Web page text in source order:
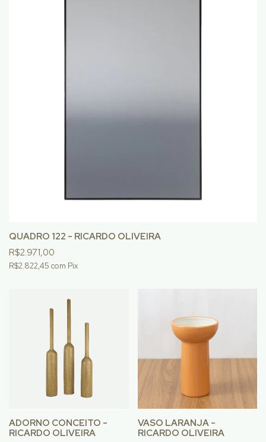
QUADRO 122 - RICARDO OLIVEIRA
R$2.971,00
R$2.822,45 com Pix
ADORNO CONCEITO -
RICARDO OLIVEIRA
VASO LARANJA -
RICARDO OLIVEIRA